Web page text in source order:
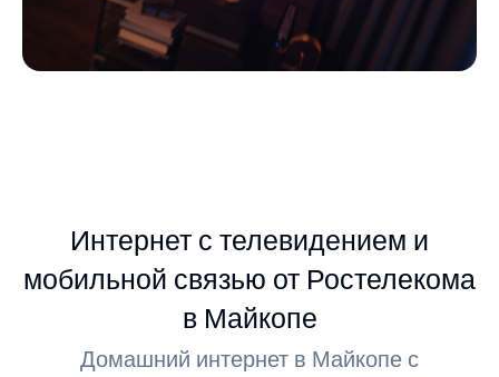
Интернет с телевидением и
мобильной связью от Ростелекома
в Майкопе
Домашний интернет в Майкопе с